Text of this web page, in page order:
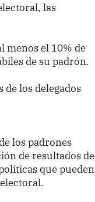
las
menos el 10% de
de su padrón.
de los delegados
los padrones
de resultados de
que pueden